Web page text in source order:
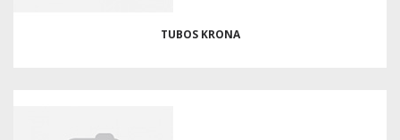
TUBOS KRONA